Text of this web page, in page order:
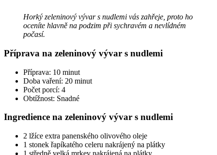
Horký zeleninový vývar s nudlemi vás zahřeje, proto ho
oceníte hlavně na podzim při sychravém a nevlídném
počasí.
Příprava na zeleninový vývar s nudlemi
Příprava: 10 minut
Doba vaření: 20 minut
Počet porcí: 4
Obtížnost: Snadné
Ingredience na zeleninový vývar s nudlemi
2 lžíce extra panenského olivového oleje
1 stonek řapíkatého celeru nakrájený na plátky
1 středně velká mrkev nakrájená na plátky